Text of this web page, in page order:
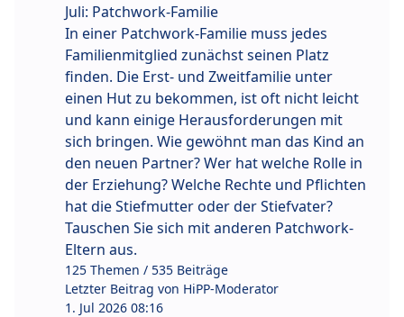
Juli: Patchwork-Familie
In einer Patchwork-Familie muss jedes
Familienmitglied zunächst seinen Platz
finden. Die Erst- und Zweitfamilie unter
einen Hut zu bekommen, ist oft nicht leicht
und kann einige Herausforderungen mit
sich bringen. Wie gewöhnt man das Kind an
den neuen Partner? Wer hat welche Rolle in
der Erziehung? Welche Rechte und Pflichten
hat die Stiefmutter oder der Stiefvater?
Tauschen Sie sich mit anderen Patchwork-
Eltern aus.
125 Themen / 535 Beiträge
Letzter Beitrag von HiPP-Moderator
1. Jul 2026 08:16